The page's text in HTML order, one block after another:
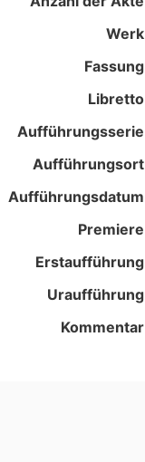
Werk
Fassung
Libretto
Aufführungsserie
Aufführungsort
Aufführungsdatum
Premiere
Erstaufführung
Uraufführung
Kommentar